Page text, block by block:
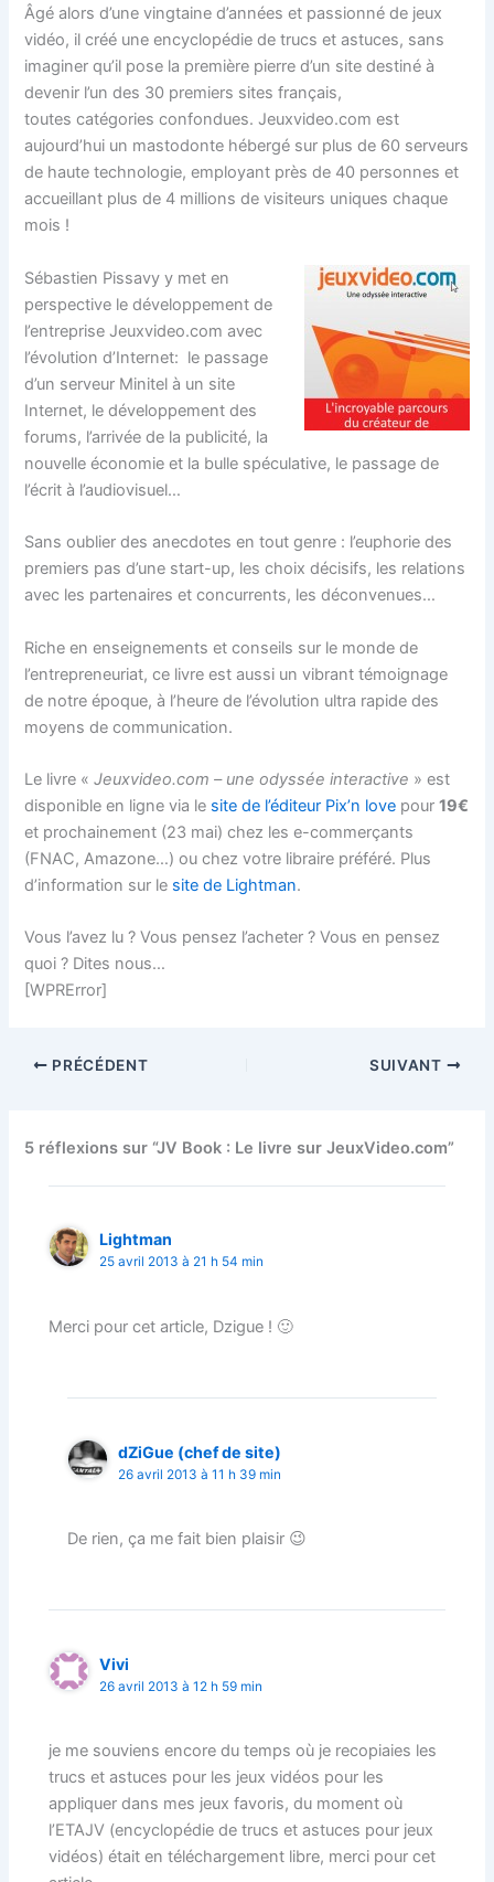
Âgé alors d’une vingtaine d’années et passionné de jeux
vidéo, il créé une encyclopédie de trucs et astuces, sans
imaginer qu’il pose la première pierre d’un site destiné à
devenir l’un des 30 premiers sites français,
toutes catégories confondues. Jeuxvideo.com est
aujourd’hui un mastodonte hébergé sur plus de 60 serveurs
de haute technologie, employant près de 40 personnes et
accueillant plus de 4 millions de visiteurs uniques chaque
mois !
Sébastien Pissavy y met en
perspective le développement de
l’entreprise Jeuxvideo.com avec
l’évolution d’Internet: le passage
d’un serveur Minitel à un site
Internet, le développement des
forums, l’arrivée de la publicité, la
nouvelle économie et la bulle spéculative, le passage de
l’écrit à l’audiovisuel…
Sans oublier des anecdotes en tout genre : l’euphorie des
premiers pas d’une start-up, les choix décisifs, les relations
avec les partenaires et concurrents, les déconvenues…
Riche en enseignements et conseils sur le monde de
l’entrepreneuriat, ce livre est aussi un vibrant témoignage
de notre époque, à l’heure de l’évolution ultra rapide des
moyens de communication.
Le livre «Jeuxvideo.com – une odyssée interactive » est
disponible en ligne via le site de l’éditeur Pix’n love pour19€
et prochainement (23 mai) chez les e-commerçants
(FNAC, Amazone…) ou chez votre libraire préféré. Plus
d’information sur le site de Lightman.
Vous l’avez lu ? Vous pensez l’acheter ? Vous en pensez
quoi ? Dites nous…
[WPRError]
PRÉCÉDENT SUIVANT
5 réflexions sur “JV Book : Le livre sur JeuxVideo.com”
Lightman
25 avril 2013 à 21 h 54 min
Merci pour cet article, Dzigue ! 🙂
dZiGue (chef de site)
26 avril 2013 à 11 h 39 min
De rien, ça me fait bien plaisir 😉
Vivi
26 avril 2013 à 12 h 59 min
je me souviens encore du temps où je recopiaies les
trucs et astuces pour les jeux vidéos pour les
appliquer dans mes jeux favoris, du moment où
l’ETAJV (encyclopédie de trucs et astuces pour jeux
vidéos) était en téléchargement libre, merci pour cet